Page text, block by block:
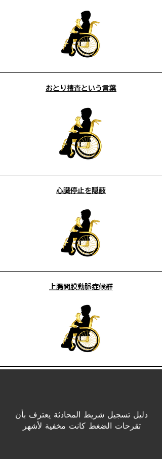
​おとり捜査という言葉
心臓停止を隠蔽
上腸間膜動脈症候群
دليل تسجيل شريط المحادثة يعترف بأن
تقرحات الضغط كانت مخفية لأشهر